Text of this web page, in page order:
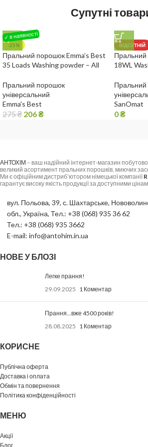
Супутні
-25%
Пральний порошок Emma’s Best
35 Loads Washing powder – All
Пральний порошок
універсальний
Emma's Best
275₴ 206₴
ВІДСУТНІЙ
Пральний
18WL
SanOmat
0₴
АНТОХІМ – ваш надійний інтернет-магазин
великий асортимент пральних порошків, миючих
Ми є офіційним дистриб’ютором німецької компанії
гарантує високу якість продукції за доступними
вул. Польова, 39, с. Шахтарське,
обл., Україна, Тел.: +38 (068) 935 36 62
Тел.: +38 (068) 935 3662
E-mail: info@antohim.in.ua
НОВЕ У БЛОЗІ
Легке прання!
29.09.2025 1 Коментар
Прання…вже 4500 років!
28.08.2025 1 Коментар
КОРИСНЕ
Публічна оферта
Доставка і оплата
Обмін та повернення
Політика конфіденційності
МЕНЮ
Акції
Блог